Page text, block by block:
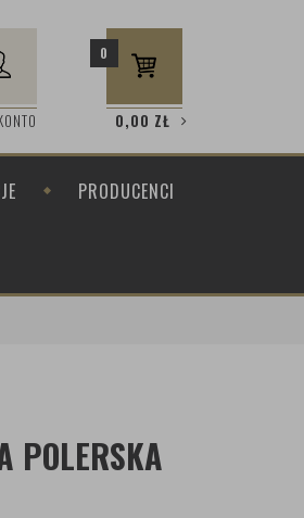
0
0,00 ZŁ
PRODUCENCI
POLERSKA